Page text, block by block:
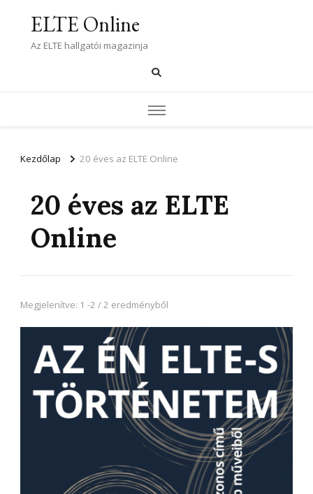
ELTE Online
Az ELTE hallgatói magazinja
Kezdőlap 20 éves az ELTE Online
20 éves az ELTE
Online
Megjelenítve: 1 -2 / 2 eredményből